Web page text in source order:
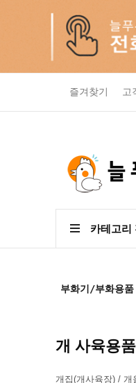
즐겨찾기 고
카테고리
부화기/부화용품
개 사육용품
개집(개사육장) / 개